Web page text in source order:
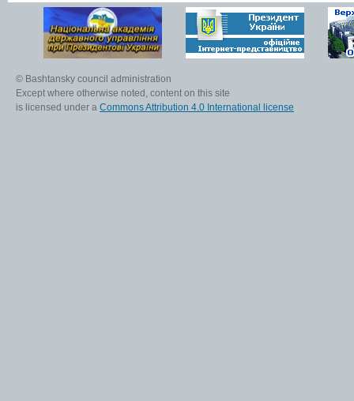
© Bashtansky council administration
Except where otherwise noted, content on this site
is licensed under a Commons Attribution 4.0 International license